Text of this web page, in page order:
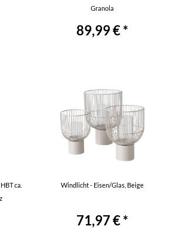
Granola
89,99 € *
ca.
Windlicht - Eisen/Glas, Beige
71,97 € *